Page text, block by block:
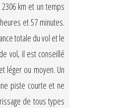
km et un temps
et 57 minutes.
totale du vol et le
vol, il est conseillé
léger ou moyen. Un
piste courte et ne
de tous types